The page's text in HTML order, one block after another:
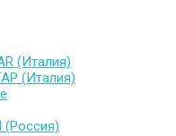
(Италия)
(Италия)
(Россия)